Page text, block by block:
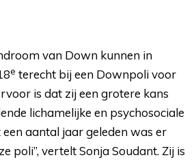
van Down kunnen in
e terecht bij een Downpoli voor
is dat zij een grotere kans
lichamelijke en psychosociale
een aantal jaar geleden was er
poli”, vertelt Sonja Soudant. Zij is